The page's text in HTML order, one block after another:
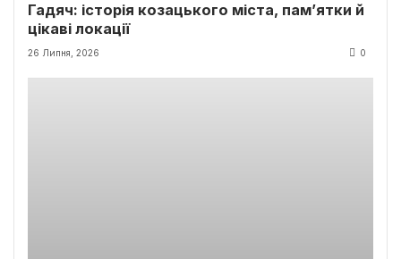
Гадяч: історія козацького міста, пам’ятки й
цікаві локації
26 Липня, 2026 0